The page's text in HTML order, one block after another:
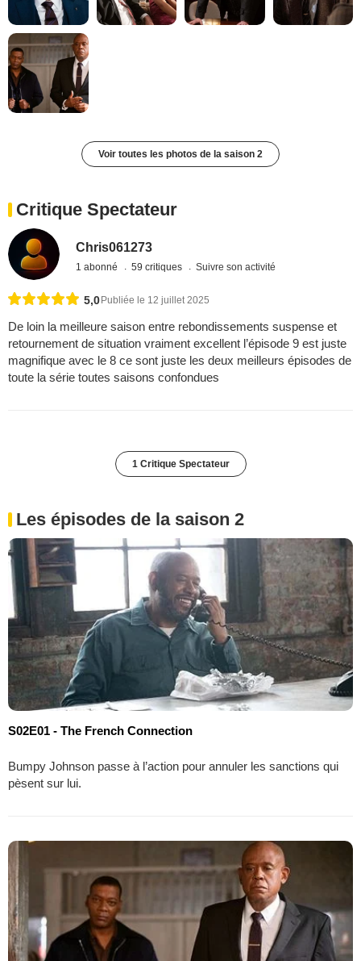
Voir toutes les photos de la saison 2
Critique Spectateur
Chris061273
1 abonné 59 critiques Suivre son activité
5,0 Publiée le 12 juillet 2025
De loin la meilleure saison entre rebondissements suspense et
retournement de situation vraiment excellent l’épisode 9 est juste
magnifique avec le 8 ce sont juste les deux meilleurs épisodes de
toute la série toutes saisons confondues
1 Critique Spectateur
Les épisodes de la saison 2
S02E01 - The French Connection
Bumpy Johnson passe à l’action pour annuler les sanctions qui
pèsent sur lui.